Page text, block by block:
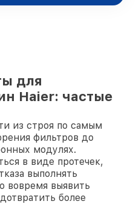
для
Haier: частые
из строя по самым
фильтров до
модулях.
в виде протечек,
выполнять
вовремя выявить
более